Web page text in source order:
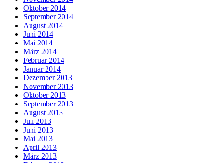
Oktober 2014
September 2014
August 2014
Juni 2014
Mai 2014
März 2014
Februar 2014
Januar 2014
Dezember 2013
November 2013
Oktober 2013
September 2013
August 2013
Juli 2013
Juni 2013
Mai 2013
April 2013
März 2013